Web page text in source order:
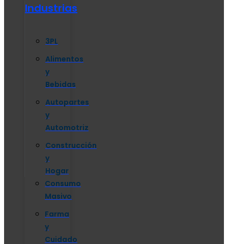
Industrias
3PL
Alimentos
y
Bebidas
Autopartes
y
Automotriz
Construcción
y
Hogar
Consumo
Masivo
Farma
y
Cuidado